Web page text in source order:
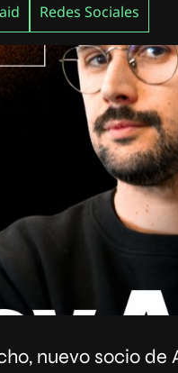
Redes Sociales
nuevo socio de